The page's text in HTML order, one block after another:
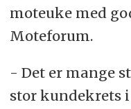
moteuke med
Moteforum.
- Det er mange
stor kundekrets